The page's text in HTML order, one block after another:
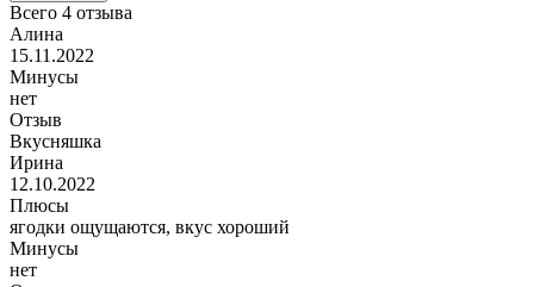
Всего 4 отзыва
Алина
15.11.2022
Минусы
нет
Отзыв
Вкусняшка
Ирина
12.10.2022
Плюсы
ягодки ощущаются, вкус хороший
Минусы
нет